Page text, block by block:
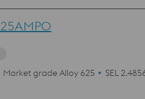
Market grade Alloy 625 SEL